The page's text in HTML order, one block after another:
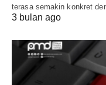
terasa semakin konkret
3 bulan ago